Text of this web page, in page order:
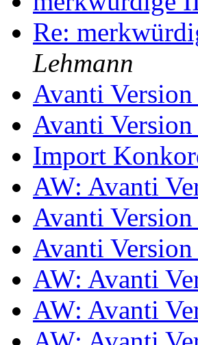
Re:
Lehmann
Avanti Version
Avanti Version
Import
AW: Avanti
Avanti Version
Avanti Version
AW: Avanti
AW: Avanti